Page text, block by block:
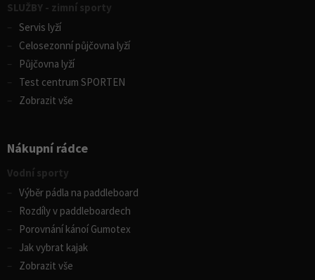
SLUŽBY - zimní sporty
Servis lyží
Celosezonní půjčovna lyží
Půjčovna lyží
Test centrum SPORTEN
Zobrazit vše
Nákupní rádce
Vodní sporty
Výběr pádla na paddleboard
Rozdíly v paddleboardech
Porovnání kánoí Gumotex
Jak vybrat kajak
Zobrazit vše